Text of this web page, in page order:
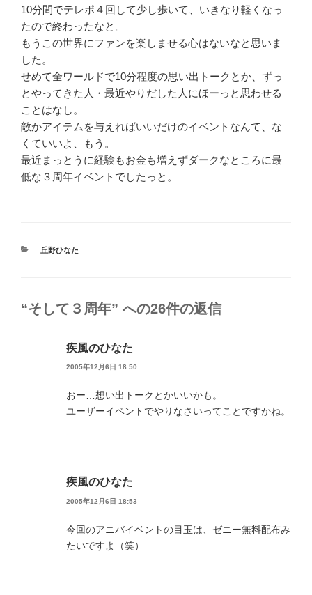
10分間でテレポ４回して少し歩いて、いきなり軽くなっ
たので終わったなと。
もうこの世界にファンを楽しませる心はないなと思いま
した。
せめて全ワールドで10分程度の思い出トークとか、ずっ
とやってきた人・最近やりだした人にほーっと思わせる
ことはなし。
敵かアイテムを与えればいいだけのイベントなんて、な
くていいよ、もう。
最近まっとうに経験もお金も増えずダークなところに最
低な３周年イベントでしたっと。
カ
丘野ひなた
“そして３周年” への26件の返信
疾風のひなた
2005年12月6日 18:50
おー…想い出トークとかいいかも。
ユーザーイベントでやりなさいってことですかね。
疾風のひなた
2005年12月6日 18:53
今回のアニバイベントの目玉は、ゼニー無料配布み
たいですよ（笑）